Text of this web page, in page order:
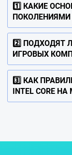
1️⃣ КАКИЕ
ПОКОЛЕНИЯМИ
2️⃣ ПОДХОДЯТ
ИГРОВЫХ
3️⃣ КАК
INTEL CORE